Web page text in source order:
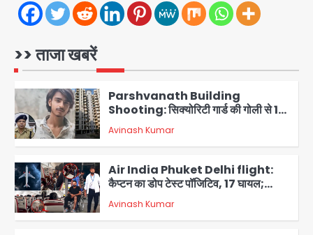
>> ताजा खबरें
2
Zepto Dhoom: ग्रेटर नोएडा के धूम
3
Parshvanath Building
Shooting: सिक्योरिटी गार्ड की गोली से 17
वर्षीय किशोर की मौत
Avinash Kumar
4
Air India Phuket Delhi flight:
कैप्टन का डोप टेस्ट पॉजिटिव, 17 घायल;
DGCA जांच जारी
Avinash Kumar